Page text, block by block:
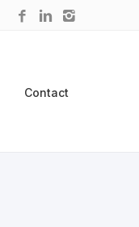
Contact